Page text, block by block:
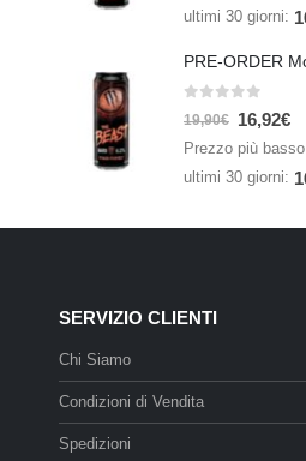
ultimi 30 giorni:
19,90€ 16,92€
Prezzo più
ultimi 30 giorni:
SERVIZIO CLIENTI
Chi Siamo
Condizioni di Vendita
Spedizioni